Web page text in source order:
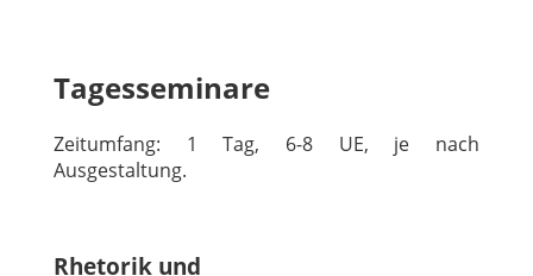
Tagesseminare
Zeitumfang: 1 Tag, 6-8 UE, je nach
Ausgestaltung.
Rhetorik und